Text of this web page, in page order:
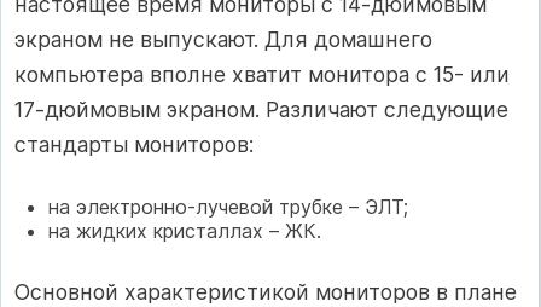
экраном не выпускают. Для домашнего
компьютера вполне хватит монитора с 15- или
17-дюймовым экраном. Различают следующие
стандарты мониторов:
на электронно-лучевой трубке – ЭЛТ;
на жидких кристаллах – ЖК.
Основной характеристикой мониторов в плане